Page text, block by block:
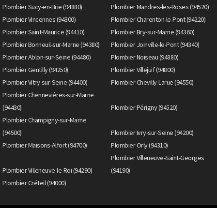
Plombier Sucy-en-Brie (94880)
Plombier Mandres-les-Roses (94520)
Plombier Vincennes (94300)
Plombier Charenton-le-Pont (94220)
Plombier Saint-Maurice (94410)
Plombier Bry-sur-Marne (94360)
Plombier Bonneuil-sur-Marne (94380)
Plombier Joinville-le-Pont (94340)
Plombier Ablon-sur-Seine (94480)
Plombier Noiseau (94880)
Plombier Gentilly (94250)
Plombier Villejuif (94800)
Plombier Vitry-sur-Seine (94400)
Plombier Chevilly-Larue (94550)
Plombier Chennevières-sur-Marne
(94430)
Plombier Périgny (94520)
Plombier Champigny-sur-Marne
(94500)
Plombier Ivry-sur-Seine (94200)
Plombier Maisons-Alfort (94700)
Plombier Orly (94310)
Plombier Villeneuve-le-Roi (94290)
Plombier Villeneuve-Saint-Georges
(94190)
Plombier Créteil (94000)